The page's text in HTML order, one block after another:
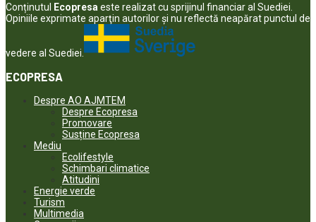
Conținutul Ecopresa este realizat cu sprijinul financiar al Suediei.
Opiniile exprimate aparţin autorilor şi nu reflectă neapărat punctul de
vedere al Suediei.
ECOPRESA
Despre AO AJMTEM
Despre Ecopresa
Promovare
Susține Ecopresa
Mediu
Ecolifestyle
Schimbari climatice
Atitudini
Energie verde
Turism
Multimedia